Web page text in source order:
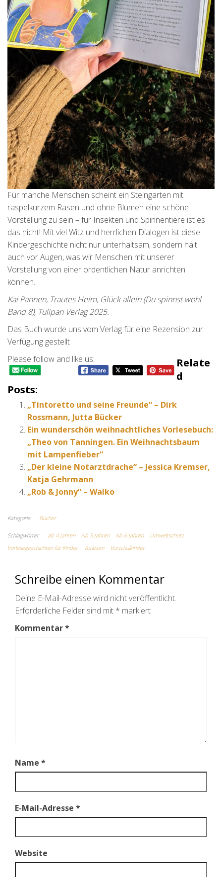
Für manche Menschen scheint ein Steingarten mit
raspelkurzem Rasen und ohne Blumen eine schöne
Vorstellung zu sein – für Insekten und Spinnentiere ist es
das nicht! Mit viel Witz und herrlichen Dialogen ist diese
Kindergeschichte nicht nur unterhaltsam, sondern hält
auch vor Augen, was wir Menschen mit unserer
Vorstellung von einer ordentlichen Natur anrichten
können.
Kai Pannen, Trautes Heim, Glück allein (Du spinnst wohl
Band 8), Tulipan Verlag 2025.
Das Buch wurde uns vom Verlag für eine Rezension zur
Verfügung gestellt
Please follow and like us:
Relate
D
Posts:
„Tintoretto und seine Freunde“ – Dirk
Rossmann, Jutta Bücker
Ein wunderschön weihnachtliches Vorlesebuch:
„Theo von Tanningen. Ein Weihnachtsbaum
mit Lampenfieber“
„Der kleine Notarztdrache“ – Jessica Kremser,
Katja Gehrmann
„Rob & Jonny“ – Walko
Kategorie Bücher
Schlagwörter ab 4 Jahren Ab 5 Jahren Ab 6 Jahren
Umweltschutz
Vorlesegeschichten für Kinder
Vorlesen Vorschulkinder
Schreibe einen Kommentar
Deine E-Mail-Adresse wird nicht veröffentlicht.
Erforderliche Felder sind mit * markiert
Kommentar*
Name *
E-Mail-Adresse *
Website